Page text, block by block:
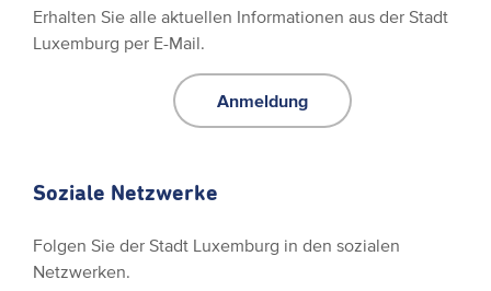
Erhalten Sie alle aktuellen Informationen aus der Stadt
Luxemburg per E-Mail.
Anmeldung
Soziale Netzwerke
Folgen Sie der Stadt Luxemburg in den sozialen
Netzwerken.